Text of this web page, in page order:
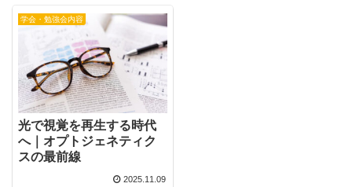
学会・勉強会内容
光で視覚を再生する時代
へ｜オプトジェネティク
スの最前線
2025.11.09